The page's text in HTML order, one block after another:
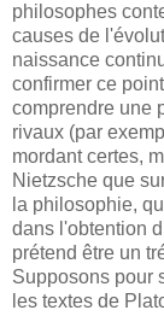
philosophes
causes de
naissance
confirmer ce
comprendre une
rivaux (par
mordant certes,
Nietzsche que
la philosophie,
dans l'obtention
prétend être un
Supposons pour
les textes de